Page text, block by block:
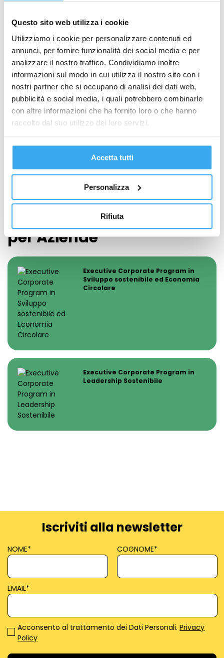
Questo sito web utilizza i cookie
Utilizziamo i cookie per personalizzare contenuti ed
annunci, per fornire funzionalità dei social media e per
analizzare il nostro traffico. Condividiamo inoltre
informazioni sul modo in cui utilizza il nostro sito con i
nostri partner che si occupano di analisi dei dati web,
pubblicità e social media, i quali potrebbero combinarle
con altre informazioni che ha fornito loro o che hanno
raccolto dal suo utilizzo dei loro servizi.
Accetta tutti
Personalizza
Rifiuta
IL TUO MESSAGGIO
Acconsento al trattamento dei Dati Personali.
Privacy Policy *
Percorsi formativi correlati
per Aziende
Executive Corporate Program in
Sviluppo sostenibile ed Economia
Circolare
Executive Corporate Program in
Leadership Sostenibile
Iscriviti alla newsletter
NOME* COGNOME*
EMAIL*
Acconsento al trattamento dei Dati Personali.Privacy
Policy